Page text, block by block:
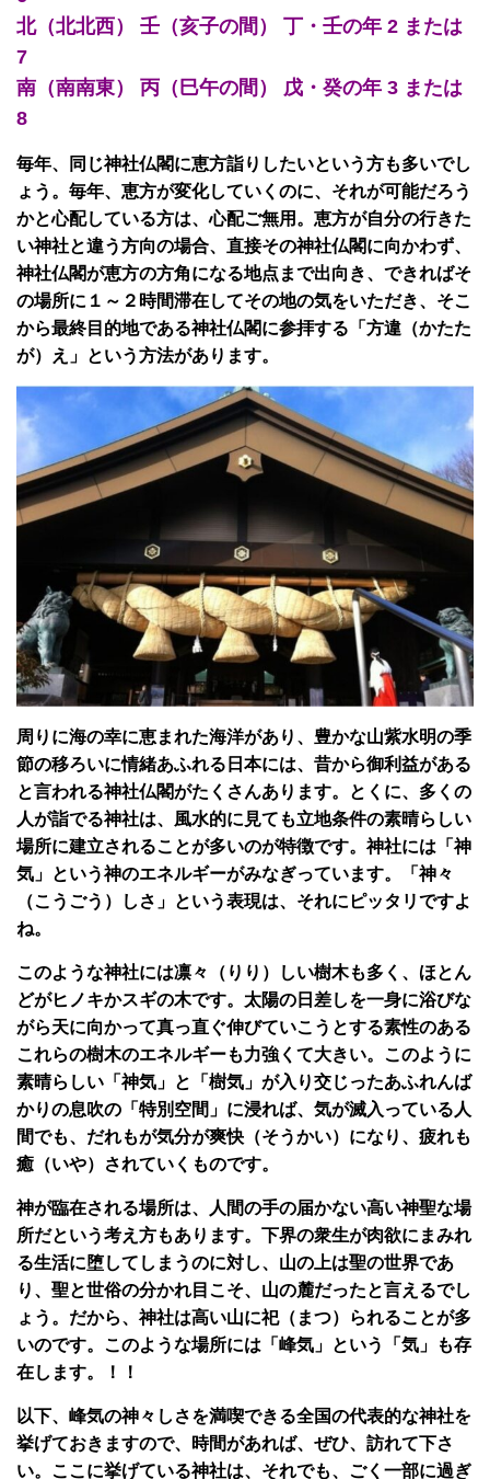
北（北北西） 壬（亥子の間） 丁・壬の年 2 または
7
南（南南東） 丙（巳午の間） 戊・癸の年 3 または
8
毎年、同じ神社仏閣に恵方詣りしたいという方も多いでし
ょう。毎年、恵方が変化していくのに、それが可能だろう
かと心配している方は、心配ご無用。恵方が自分の行きた
い神社と違う方向の場合、直接その神社仏閣に向かわず、
神社仏閣が恵方の方角になる地点まで出向き、できればそ
の場所に１～２時間滞在してその地の気をいただき、そこ
から最終目的地である神社仏閣に参拝する「方違（かたた
が）え」という方法があります。
周りに海の幸に恵まれた海洋があり、豊かな山紫水明の季
節の移ろいに情緒あふれる日本には、昔から御利益がある
と言われる神社仏閣がたくさんあります。とくに、多くの
人が詣でる神社は、風水的に見ても立地条件の素晴らしい
場所に建立されることが多いのが特徴です。神社には「神
気」という神のエネルギーがみなぎっています。「神々
（こうごう）しさ」という表現は、それにピッタリですよ
ね。
このような神社には凛々（りり）しい樹木も多く、ほとん
どがヒノキかスギの木です。太陽の日差しを一身に浴びな
がら天に向かって真っ直ぐ伸びていこうとする素性のある
これらの樹木のエネルギーも力強くて大きい。このように
素晴らしい「神気」と「樹気」が入り交じったあふれんば
かりの息吹の「特別空間」に浸れば、気が滅入っている人
間でも、だれもが気分が爽快（そうかい）になり、疲れも
癒（いや）されていくものです。
神が臨在される場所は、人間の手の届かない高い神聖な場
所だという考え方もあります。下界の衆生が肉欲にまみれ
る生活に堕してしまうのに対し、山の上は聖の世界であ
り、聖と世俗の分かれ目こそ、山の麓だったと言えるでし
ょう。だから、神社は高い山に祀（まつ）られることが多
いのです。このような場所には「峰気」という「気」も存
在します。！！
以下、峰気の神々しさを満喫できる全国の代表的な神社を
挙げておきますので、時間があれば、ぜひ、訪れて下さ
い。ここに挙げている神社は、それでも、ごく一部に過ぎ